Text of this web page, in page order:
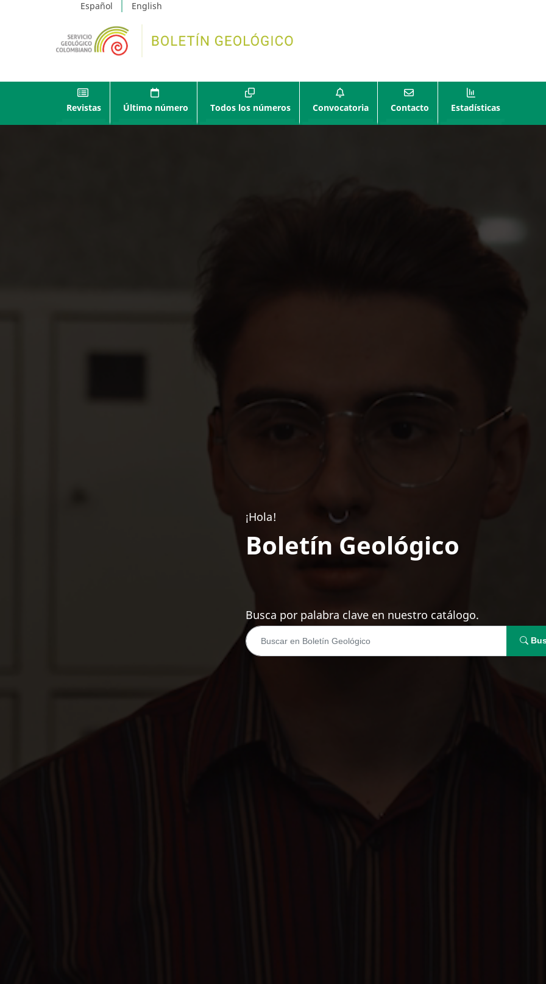
Español English
Revistas Último número Todos los números Convocatoria Contacto Estadísticas
¡Hola!
Boletín Geológico
Busca por palabra clave en nuestro catálogo.